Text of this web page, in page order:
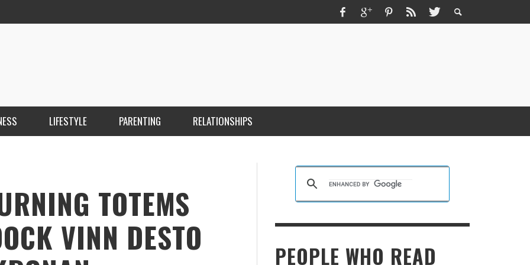
LIFESTYLE
KRISTEN R SMITH , MARCH 14, 2026
PARENTING RELATIONSHIPS
TOTEMS
VINN DESTO
PEOPLE WHO READ